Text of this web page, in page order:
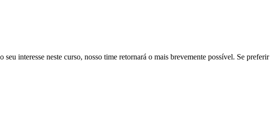
interesse neste curso, nosso time retornará o mais brevemente possível. Se preferir